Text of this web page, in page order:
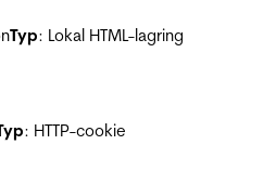
Typ: Lokal HTML-lagring
: HTTP-cookie